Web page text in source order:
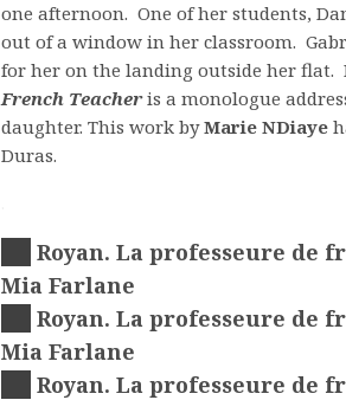
one afternoon. One of her students,
out of a window in her classroom.
for her on the landing outside her flat.
French Teacheris a monologue
daughter. This work byMarie NDiaye
Duras.
Royan. La professeure de
Mia Farlane
Royan. La professeure de
Mia Farlane
Royan. La professeure de